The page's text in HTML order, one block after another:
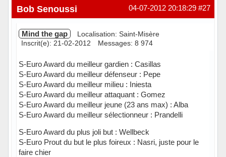
Hors ligne #27
04-07-2012 20:18:29
Bob Senoussi
Mind the gap
Localisation: Saint-Misère
Inscrit(e): 21-02-2012
Messages: 8 974
S-Euro Award du meilleur gardien : Casillas
S-Euro Award du meilleur défenseur : Pepe
S-Euro Award du meilleur milieu : Iniesta
S-Euro Award du meilleur attaquant : Gomez
S-Euro Award du meilleur jeune (23 ans max) : Alba
S-Euro Award du meilleur sélectionneur : Prandelli
S-Euro Award du plus joli but : Wellbeck
S-Euro Prout du but le plus foireux : Nasri, juste pour le
faire chier